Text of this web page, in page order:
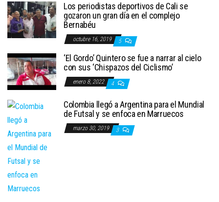
Los periodistas deportivos de Cali se
gozaron un gran día en el complejo
Bernabéu
octubre 16, 2019 5
‘El Gordo’ Quintero se fue a narrar al cielo
con sus ‘Chispazos del Ciclismo’
enero 8, 2022 4
Colombia llegó a Argentina para el Mundial
de Futsal y se enfoca en Marruecos
marzo 30, 2019 3